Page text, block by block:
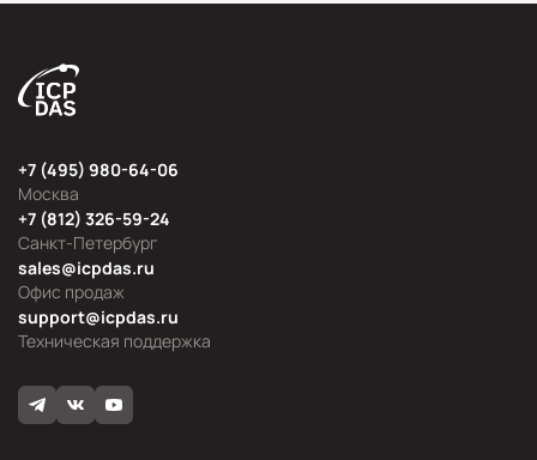
Москва
+7 (495) 980-64-06
Офис продаж
sales@icpdas.ru
Санкт-Петербург
+7 (812) 326-59-24
Техническая поддержка
support@icpdas.ru